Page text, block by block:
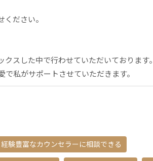
ださい。
スした中で行わせていただいております。
私がサポートさせていただきます。
経験豊富なカウンセラーに相談できる